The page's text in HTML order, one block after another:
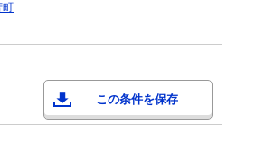
町
この条件を保存